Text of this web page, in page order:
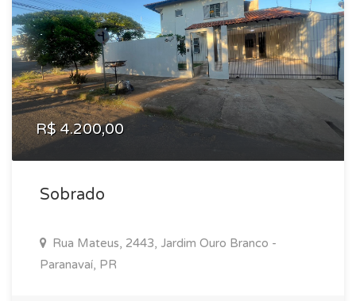
R$ 4.200,00
Sobrado
Rua Mateus, 2443, Jardim Ouro Branco -
Paranavaí, PR